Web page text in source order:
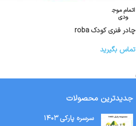
اتمام موج
ودی
چادر فنری کودک roba
تماس بگیرید
جدیدترین محصولات
سرسره پارکی ۱۴۰۳